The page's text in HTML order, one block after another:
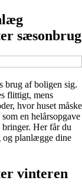
sæsonbrug
brug af boligen sig.
flittigt, mens
hvor huset måske
en helårsopgave
Her får du
og planlægge dine
vinteren